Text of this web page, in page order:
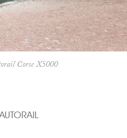
Corse X5000